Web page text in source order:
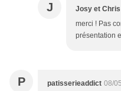
J Josy et Chris
merci ! Pas
présentation
P patisserieaddict 08/